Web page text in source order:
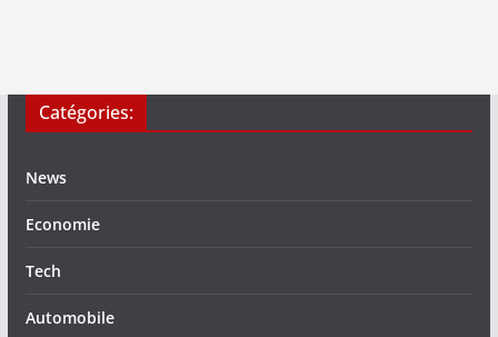
Catégories:
News
Economie
Tech
Automobile